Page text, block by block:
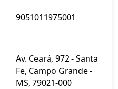
9051011975001
Av. Ceará, 972 - Santa
Fe, Campo Grande -
MS, 79021-000